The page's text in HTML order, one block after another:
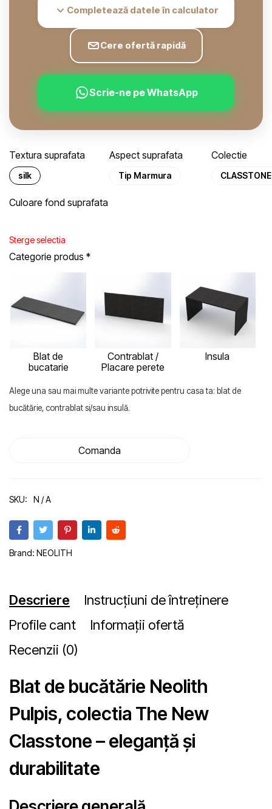
Completează datele în calculator
Cere ofertă rapidă
Scrie-ne pe WhatsApp
Textura suprafata
silk
Aspect suprafata
Tip Marmura
Colectie
CLASSTONE
Culoare fond suprafata
Sterge selectia
Categorie produs *
Blat de
bucatarie
Contrablat /
Placare perete
Insula
Alege una sau mai multe variante potrivite pentru casa ta: blat de
bucătărie, contrablat si/sau insulă.
Comanda
SKU: N / A
Brand: NEOLITH
Descriere
Instrucțiuni de întreținere
Profile cant
Informații ofertă
Recenzii (0)
Blat de bucătărie Neolith
Pulpis, colectia The New
Classtone – eleganță și
durabilitate